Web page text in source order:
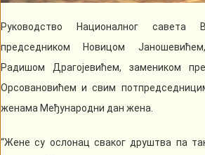
Руководство Националног
председником Новицом
Радишом Драгојевићем, замеником
Орсовановићем и свим
женама Међународни дан жена.
“Жене су ослонац сваког друштва па